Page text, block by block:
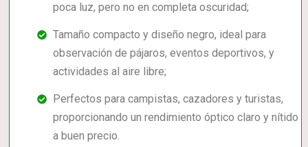
poca luz, pero no en completa oscuridad;
Tamaño compacto y diseño negro, ideal para
observación de pájaros, eventos deportivos, y
actividades al aire libre;
Perfectos para campistas, cazadores y turistas,
proporcionando un rendimiento óptico claro y nítido
a buen precio.